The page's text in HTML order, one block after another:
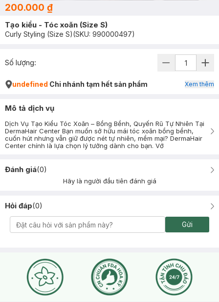
200.000 ₫
Tạo kiểu - Tóc xoăn (Size S)
Curly Styling (Size S)(SKU: 990000497)
Số lượng:
undefined Chi nhánh tạm hết sản phẩm Xem thêm
Mô tả dịch vụ
Dịch Vụ Tạo Kiểu Tóc Xoăn – Bồng Bềnh, Quyến Rũ Tự Nhiên Tại
DermaHair Center Bạn muốn sở hữu mái tóc xoăn bồng bềnh,
cuốn hút nhưng vẫn giữ được nét tự nhiên, mềm mại? DermaHair
Center chính là lựa chọn lý tưởng dành cho bạn. Vớ
Đánh giá(0)
Hãy là người đầu tiên đánh giá
Hỏi đáp(0)
Gửi